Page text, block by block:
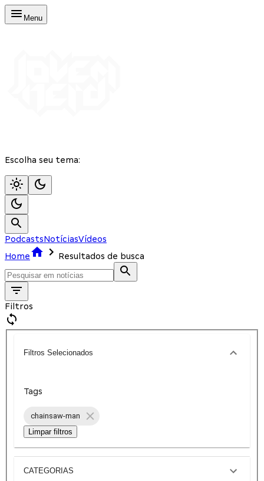
Menu
Escolha seu tema:
PodcastsNotíciasVídeos
Home
Resultados de busca
Filtros
Filtros Selecionados
Tags
chainsaw-man
Limpar filtros
CATEGORIAS